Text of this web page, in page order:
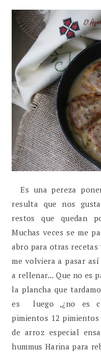
Es una pereza
resulta que nos
restos que quedan
Muchas veces se me
abro para otras recetas
me volviera a pasar así
a rellenar... Que no es
la plancha que
es luego ,¿no es
pimientos 12
de arroz especial
hummus Harina para